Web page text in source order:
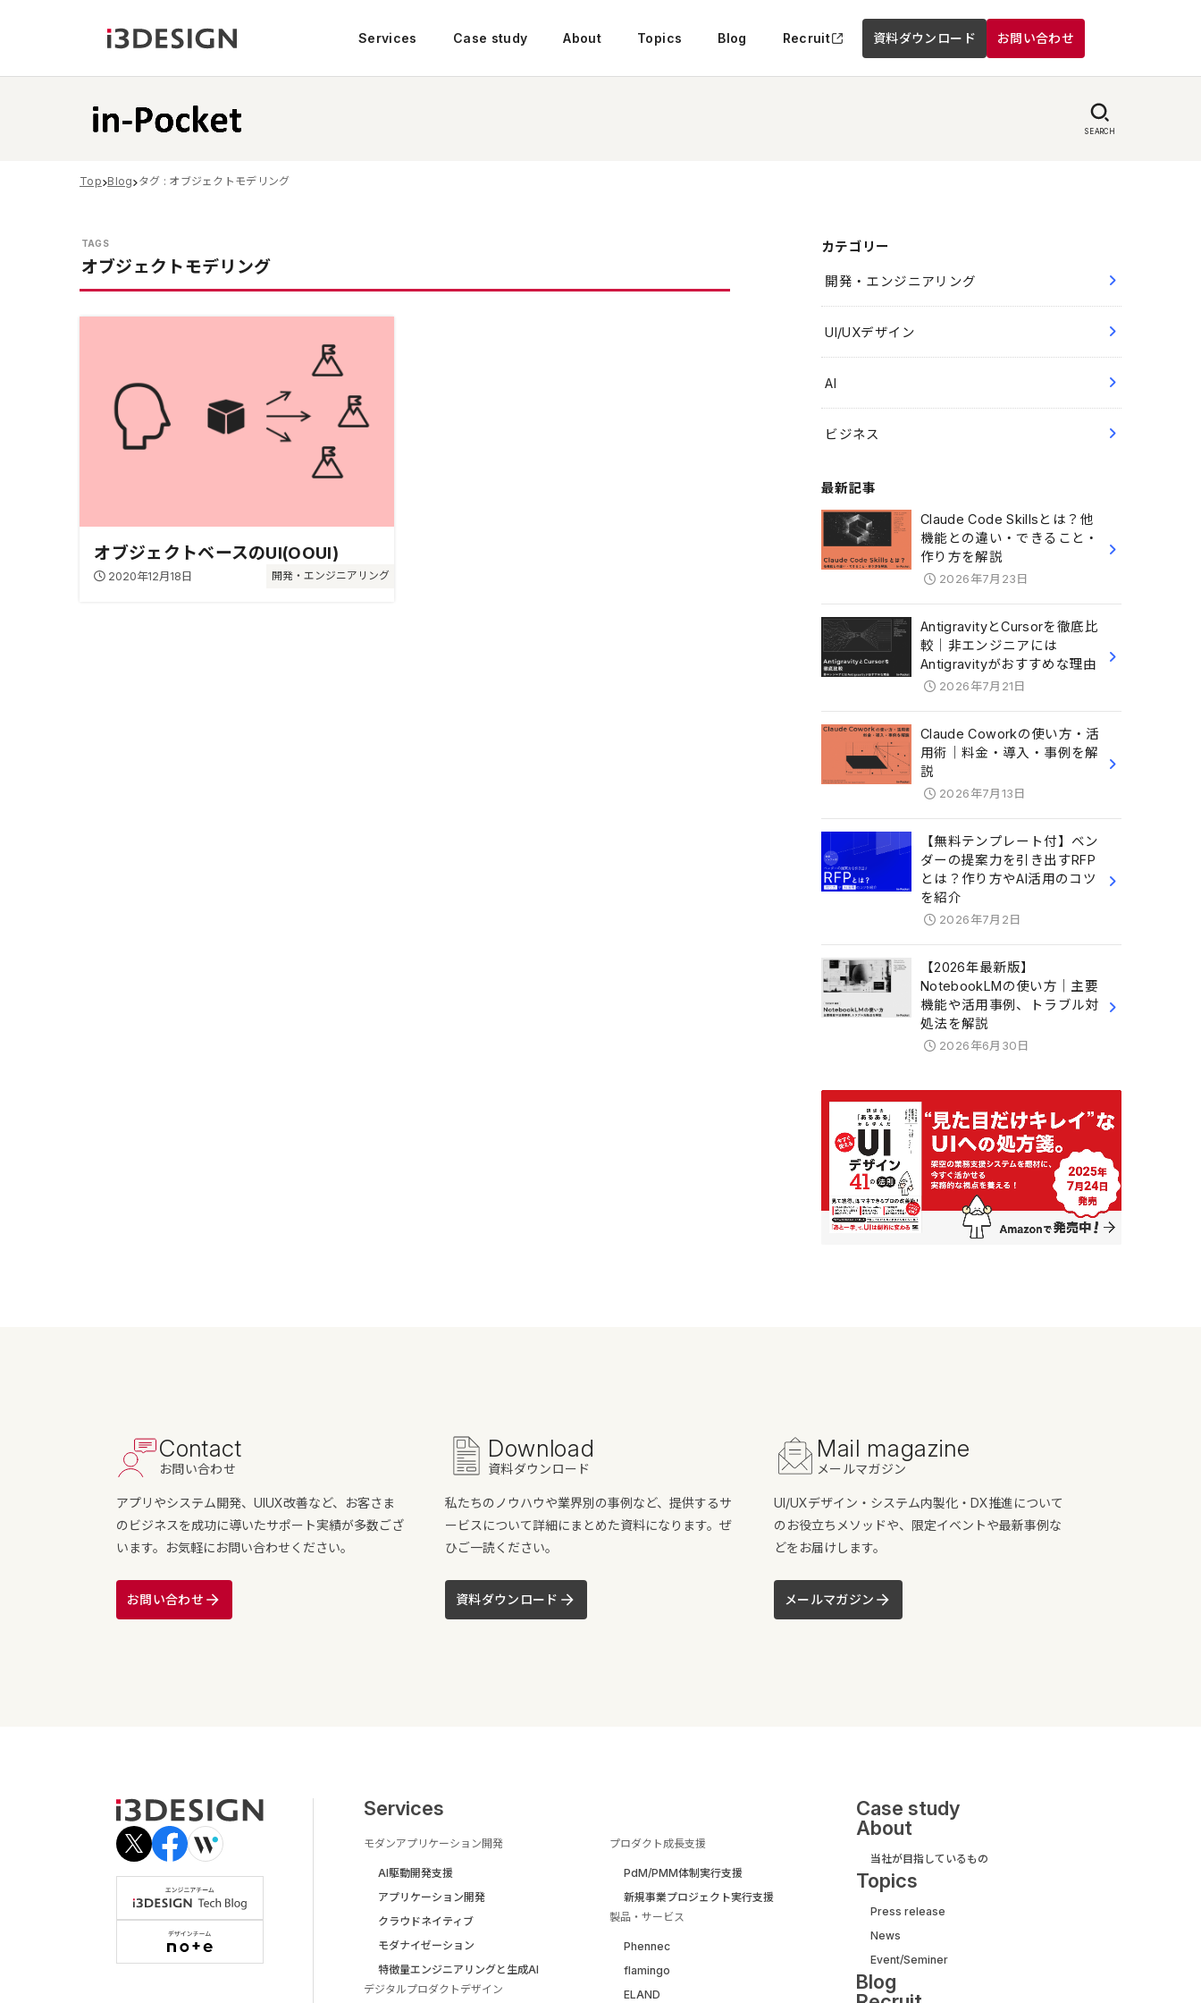
Services Case study About Topics Blog Recruit 資料ダウンロード お問い合わせ
SEARCH
Top Blog タグ : オブジェクトモデリング
オブジェクトモデリング
開発・エンジニアリング
オブジェクトベースのUI(OOUI)
2020年12月18日
カテゴリー
開発・エンジニアリング
UI/UXデザイン
AI
ビジネス
最新記事
Claude Code Skillsとは？他
機能との違い・できること・
作り方を解説
2026年7月23日
AntigravityとCursorを徹底比
較｜非エンジニアには
Antigravityがおすすめな理由
2026年7月21日
Claude Coworkの使い方・活
用術｜料金・導入・事例を解
説
2026年7月13日
【無料テンプレート付】ベン
ダーの提案力を引き出すRFP
とは？作り方やAI活用のコツ
を紹介
2026年7月2日
【2026年最新版】
NotebookLMの使い方｜主要
機能や活用事例、トラブル対
処法を解説
2026年6月30日
Contact
お問い合わせ
アプリやシステム開発、UIUX改善など、お客さま
のビジネスを成功に導いたサポート実績が多数ござ
います。お気軽にお問い合わせください。
お問い合わせ
Download
資料ダウンロード
私たちのノウハウや業界別の事例など、提供するサ
ービスについて詳細にまとめた資料になります。ぜ
ひご一読ください。
資料ダウンロード
Mail magazine
メールマガジン
UI/UXデザイン・システム内製化・DX推進について
のお役立ちメソッドや、限定イベントや最新事例な
どをお届けします。
メールマガジン
Services
モダンアプリケーション開発
AI駆動開発支援
アプリケーション開発
クラウドネイティブ
モダナイゼーション
特徴量エンジニアリングと生成AI
デジタルプロダクトデザイン
プロダクト成長支援
PdM/PMM体制実行支援
新規事業プロジェクト実行支援
製品・サービス
Phennec
flamingo
ELAND
Case study
About
当社が目指しているもの
Topics
Press release
News
Event/Seminer
Blog